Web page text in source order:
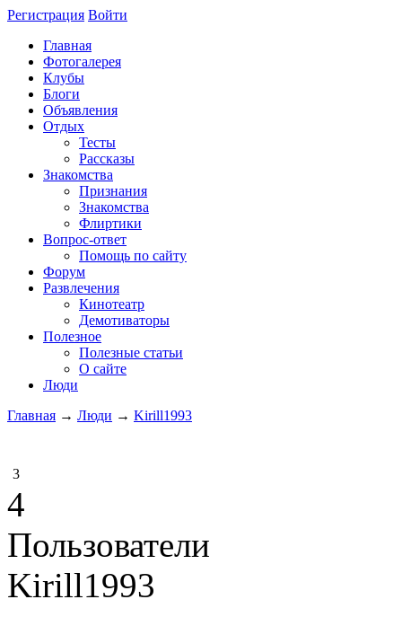
Регистрация Войти
Главная
Фотогалерея
Клубы
Блоги
Объявления
Отдых
Тесты
Рассказы
Знакомства
Признания
Знакомства
Флиртики
Вопрос-ответ
Помощь по сайту
Форум
Развлечения
Кинотеатр
Демотиваторы
Полезное
Полезные статьи
О сайте
Люди
Главная → Люди → Kirill1993
3
4
Пользователи
Kirill1993